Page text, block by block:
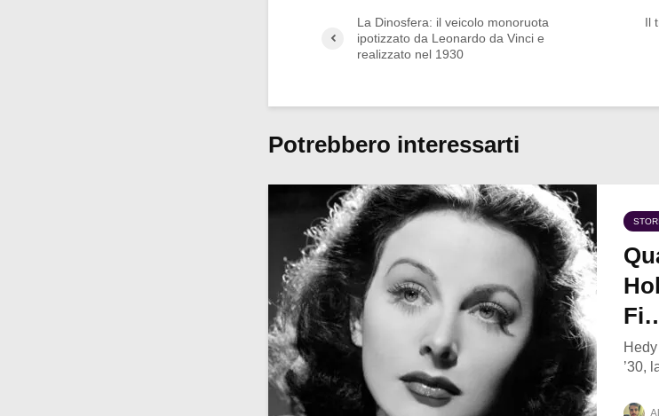
La Dinosfera: il veicolo monoruota
ipotizzato da Leonardo da Vinci e
realizzato nel 1930
Il
Potrebbero interessarti
’30,